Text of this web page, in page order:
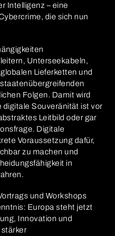
Intelligenz – eine
die sich nun
Unterseekabeln,
Lieferketten und
Folgen. Damit wird
digitale Souveränität ist vor
Leitbild oder gar
Digitale
Voraussetzung dafür,
zu machen und
in
und Workshops
Europa steht jetzt
Innovation und